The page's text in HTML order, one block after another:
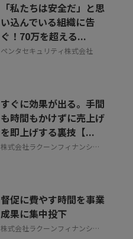
「私たちは安全だ」と思
い込んでいる組織に告
ぐ！70万を超える...
ペンタセキュリティ株式会社
すぐに効果が出る。手間
も時間もかけずに売上げ
を即上げする裏技【...
株式会社ラクーンフィナンシャ
督促に費やす時間を事業
成果に集中投下
株式会社ラクーンフィナンシャ